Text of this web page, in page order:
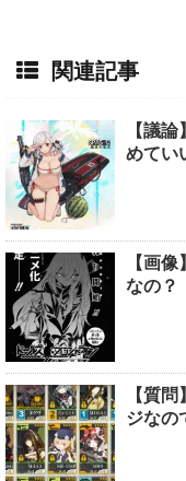
関連記事
【議
めてい
【画
なの？
【質
ジなの